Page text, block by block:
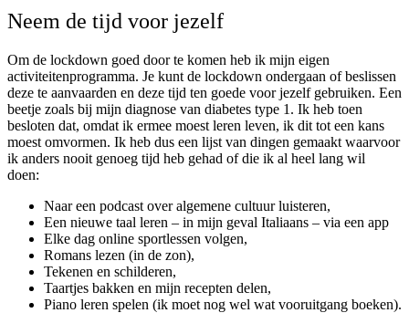
Neem de tijd voor jezelf
Om de lockdown goed door te komen heb ik mijn eigen
activiteitenprogramma. Je kunt de lockdown ondergaan of beslissen
deze te aanvaarden en deze tijd ten goede voor jezelf gebruiken. Een
beetje zoals bij mijn diagnose van diabetes type 1. Ik heb toen
besloten dat, omdat ik ermee moest leren leven, ik dit tot een kans
moest omvormen. Ik heb dus een lijst van dingen gemaakt waarvoor
ik anders nooit genoeg tijd heb gehad of die ik al heel lang wil
doen:
Naar een podcast over algemene cultuur luisteren,
Een nieuwe taal leren – in mijn geval Italiaans – via een app
Elke dag online sportlessen volgen,
Romans lezen (in de zon),
Tekenen en schilderen,
Taartjes bakken en mijn recepten delen,
Piano leren spelen (ik moet nog wel wat vooruitgang boeken).